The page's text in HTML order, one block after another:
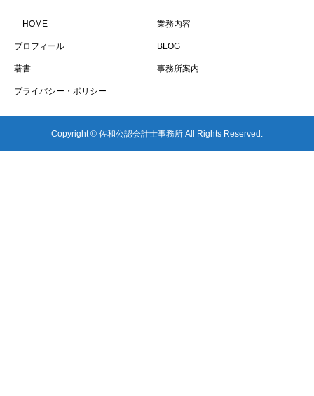
HOME 業務内容
プロフィール BLOG
著書 事務所案内
プライバシー・ポリシー
Copyright © 佐和公認会計士事務所 All Rights Reserved.